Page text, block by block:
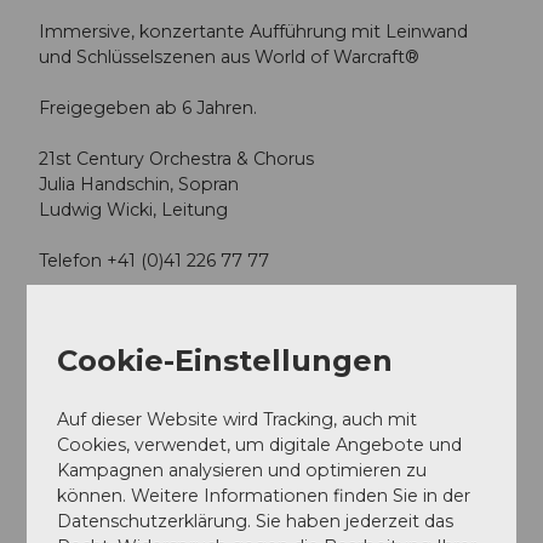
Immersive, konzertante Aufführung mit Leinwand
und Schlüsselszenen aus World of Warcraft®
Freigegeben ab 6 Jahren.
21st Century Orchestra & Chorus
Julia Handschin, Sopran
Ludwig Wicki, Leitung
Telefon +41 (0)41 226 77 77
Terminübersicht
Gut zu wissen
Cookie-Einstellungen
Auf dieser Website wird Tracking, auch mit
Cookies, verwendet, um digitale Angebote und
Kampagnen analysieren und optimieren zu
können. Weitere Informationen finden Sie in der
Datenschutzerklärung. Sie haben jederzeit das